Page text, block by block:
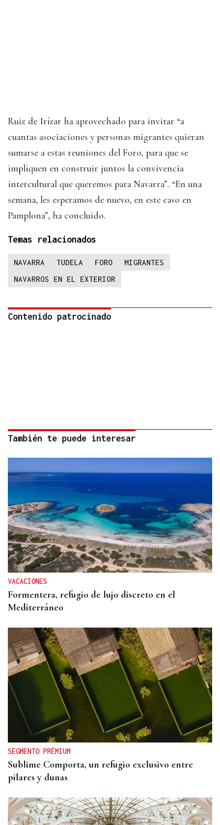
Ruiz de Irízar ha aprovechado para invitar “a
cuantas asociaciones y personas migrantes quieran
sumarse a estas reuniones del Foro, para que se
impliquen en construir juntos la convivencia
intercultural que queremos para Navarra”. “En una
semana, les esperamos de nuevo, en este caso en
Pamplona”, ha concluido.
Temas relacionados
NAVARRA TUDELA FORO
MIGRANTES
NAVARROS EN EL EXTERIOR
Contenido patrocinado
También te puede interesar
VACACIONES
Formentera, refugio de lujo discreto en el
Mediterráneo
SEGMENTO PRÉMIUM
Sublime Comporta, un refugio exclusivo entre
pilares y dunas